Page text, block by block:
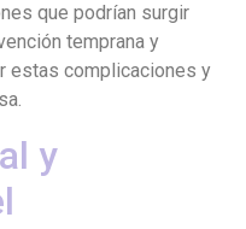
que podrían surgir
temprana y
estas complicaciones y
y